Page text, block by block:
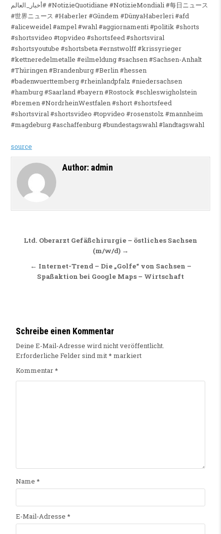
#أخبار_العالم #NotizieQuotidiane #NotizieMondiali #每日ニュース
#世界ニュース #Haberler #Gündem #DünyaHaberleri #afd
#aliceweidel #ampel #wahl #aggiornamenti #politik #shorts
#shortsvideo #topvideo #shortsfeed #shortsviral
#shortsyoutube #shortsbeta #ernstwolff #krissyrieger
#kettneredelmetalle #eilmeldung #sachsen #Sachsen-Anhalt
#Thüringen #Brandenburg #Berlin #hessen
#badenwuerttemberg #rheinlandpfalz #niedersachsen
#hamburg #Saarland #bayern #Rostock #schleswigholstein
#bremen #NordrheinWestfalen #short #shortsfeed
#shortsviral #shortsvideo #topvideo #rosenstolz #mannheim
#magdeburg #aschaffenburg #bundestagswahl #landtagswahl
source
Author: admin
Beitragsnavigation
Ltd. Oberarzt Gefäßchirurgie – östliches Sachsen
(m/w/d) →
← Internet-Trend – Die „Golfe“ von Sachsen –
Spaßaktion bei Google Maps – Wirtschaft
Schreibe einen Kommentar
Deine E-Mail-Adresse wird nicht veröffentlicht.
Erforderliche Felder sind mit* markiert
Kommentar*
Name *
E-Mail-Adresse *